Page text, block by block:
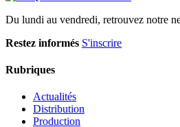
Du lundi au vendredi, retrouvez notre
Restez informés S'inscrire
Rubriques
Actualités
Distribution
Production